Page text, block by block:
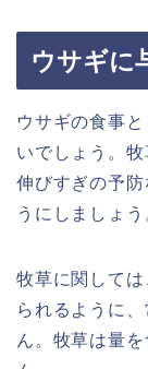
ウサギに
ウサギの食事
いでしょう。
伸びすぎの予
うにしましょう
牧草に関して
られるように
ん。牧草は量